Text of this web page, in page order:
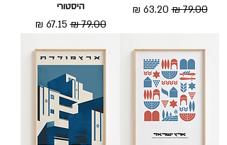
מחיר רגיל‏79.00 ‏₪ מחיר מבצע
היסטורי
מחיר רגיל‏79.00 ‏₪ מחיר מבצע